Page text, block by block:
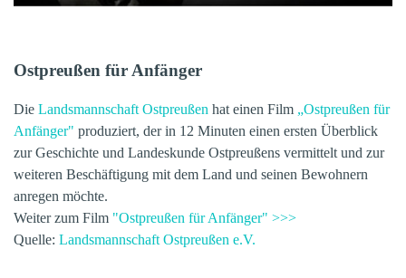
Ostpreußen für Anfänger
Die Landsmannschaft Ostpreußen hat einen Film „Ostpreußen für
Anfänger" produziert, der in 12 Minuten einen ersten Überblick
zur Geschichte und Landeskunde Ostpreußens vermittelt und zur
weiteren Beschäftigung mit dem Land und seinen Bewohnern
anregen möchte.
Weiter zum Film "Ostpreußen für Anfänger" >>>
Quelle: Landsmannschaft Ostpreußen e.V.